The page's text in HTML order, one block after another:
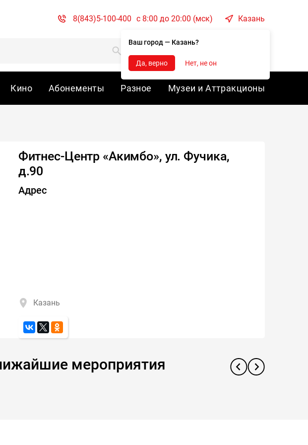
8(843)5-100-400 c 8:00 до 20:00 (мск) Казань
Ваш город — Казань?
Да, верно Нет, не он
Кино Абонементы Разное Музеи и Аттракционы
Фитнес-Центр «Акимбо», ул. Фучика,
д.90
Адрес
Казань
мероприятия